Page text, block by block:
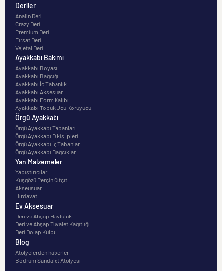
Deriler
Analin Deri
Crazy Deri
Premium Deri
Fırsat Deri
Vejetal Deri
Ayakkabı Bakımı
Ayakkabı Boyası
Ayakkabı Bağcığı
Ayakkabı İç Tabanlık
Ayakkabı Aksesuar
Ayakkabı Form Kalıbı
Ayakkabı Topuk Ucu Koruyucu
Örgü Ayakkabı
Örgü Ayakkabı Tabanları
Örgü Ayakkabı Dikiş İpleri
Örgü Ayakkabı İç Tabanlar
Örgü Ayakkabı Bağcıklar
Yan Malzemeler
Yapıştırıcılar
Kuşgözü Perçin Çıtçıt
Akseusuar
Hırdavat
Ev Aksesuar
Deri ve Ahşap Havluluk
Deri ve Ahşap Tuvalet Kağıtlığı
Deri Dolap Kulpu
Blog
Atölyelerden haberler
Bodrum Sandalet Atölyesi